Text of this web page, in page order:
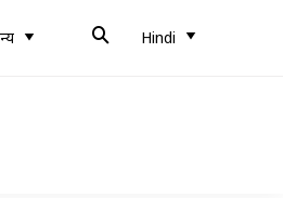
Hindi